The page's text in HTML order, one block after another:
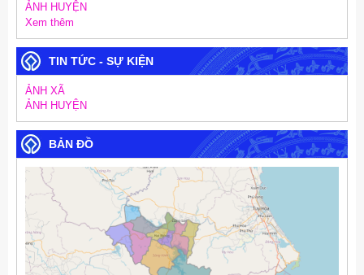
ẢNH HUYỆN
Xem thêm
TIN TỨC - SỰ KIỆN
ẢNH XÃ
ẢNH HUYỆN
BẢN ĐỒ